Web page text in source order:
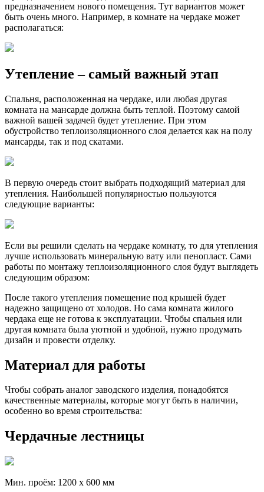
предназначением нового помещения. Тут вариантов может
быть очень много. Например, в комнате на чердаке может
располагаться:
Утепление – самый важный этап
Спальня, расположенная на чердаке, или любая другая
комната на мансарде должна быть теплой. Поэтому самой
важной вашей задачей будет утепление. При этом
обустройство теплоизоляционного слоя делается как на полу
мансарды, так и под скатами.
В первую очередь стоит выбрать подходящий материал для
утепления. Наибольшей популярностью пользуются
следующие варианты:
Если вы решили сделать на чердаке комнату, то для утепления
лучше использовать минеральную вату или пенопласт. Сами
работы по монтажу теплоизоляционного слоя будут выглядеть
следующим образом:
После такого утепления помещение под крышей будет
надежно защищено от холодов. Но сама комната жилого
чердака еще не готова к эксплуатации. Чтобы спальня или
другая комната была уютной и удобной, нужно продумать
дизайн и провести отделку.
Материал для работы
Чтобы собрать аналог заводского изделия, понадобятся
качественные материалы, которые могут быть в наличии,
особенно во время строительства:
Чердачные лестницы
Мин. проём: 1200 х 600 мм